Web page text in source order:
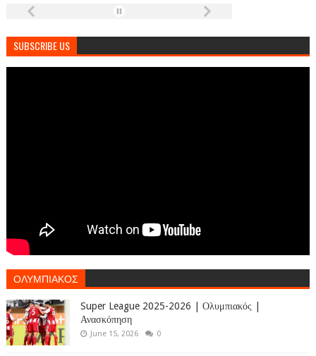
SUBSCRIBE US
ΟΛΥΜΠΙΑΚΟΣ
Super League 2025-2026 | Ολυμπιακός |
Ανασκόπηση
June 15, 2026 0